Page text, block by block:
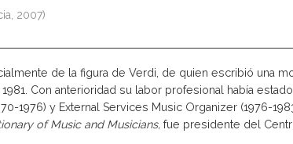
2007)
de la figura de Verdi, de quien escribió una
Con anterioridad su labor profesional había
1976) y External Services Music Organizer (1976-
of Music and Musicians,fue presidente del